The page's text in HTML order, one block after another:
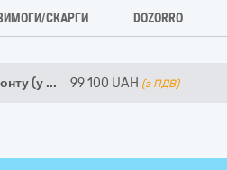
СКАРГИ DOZORRO
(у ... 99 100 UAH (з ПДВ)